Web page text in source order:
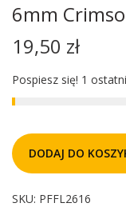
6mm
19,50 zł
Pospiesz się! 1
DODAJ DO
SKU: PFFL2616